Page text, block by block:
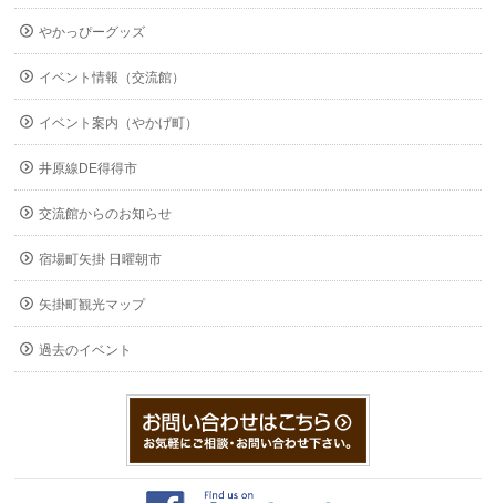
やかっぴーグッズ
イベント情報（交流館）
イベント案内（やかげ町）
井原線DE得得市
交流館からのお知らせ
宿場町矢掛 日曜朝市
矢掛町観光マップ
過去のイベント